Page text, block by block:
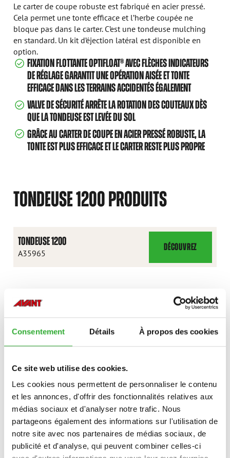
Consentement Détails À propos des cookies
Ce site web utilise des cookies.
Les cookies nous permettent de personnaliser le contenu
et les annonces, d'offrir des fonctionnalités relatives aux
médias sociaux et d'analyser notre trafic. Nous
partageons également des informations sur l'utilisation de
notre site avec nos partenaires de médias sociaux, de
publicité et d'analyse, qui peuvent combiner celles-ci
Le carter de coupe robuste est fabriqué en acier pressé.
Cela permet une tonte efficace et l’herbe coupée ne
bloque pas dans le carter. C’est une tondeuse mulching
en standard. Un kit d’éjection latéral est disponible en
option.
FIXATION FLOTTANTE OPTIFLOAT® AVEC FLÈCHES INDICATEURS
DE RÉGLAGE GARANTIT UNE OPÉRATION AISÉE ET TONTE
EFFICACE DANS LES TERRAINS ACCIDENTÉS ÉGALEMENT
VALVE DE SÉCURITÉ ARRÊTE LA ROTATION DES COUTEAUX DÈS
QUE LA TONDEUSE EST LEVÉE DU SOL
GRÂCE AU CARTER DE COUPE EN ACIER PRESSÉ ROBUSTE, LA
TONTE EST PLUS EFFICACE ET LE CARTER RESTE PLUS PROPRE
TONDEUSE 1200 PRODUITS
TONDEUSE 1200
A35965
DÉCOUVREZ
TONDEUSE
1200
CONTACTEZ-NOUS
INTÉRÊT POUR LES accessoires?
CONTACTEZ-NOUS